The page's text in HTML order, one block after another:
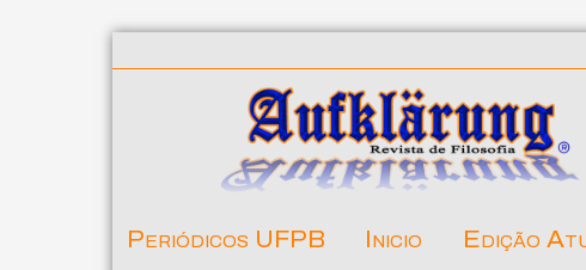
Periódicos UFPB Inicio Edição